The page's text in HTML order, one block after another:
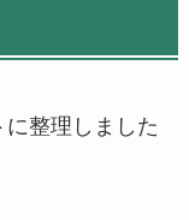
整理しました